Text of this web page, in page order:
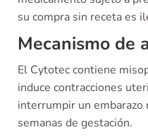
su compra sin receta es
Mecanismo de
El Cytotec contiene
induce contracciones
interrumpir un embarazo
semanas de gestación.